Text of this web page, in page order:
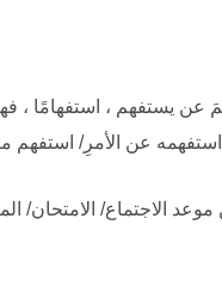
عن يستفهم ، استفهامًا ،
استفهمه عن الأمرِ/
الاجتماع/ الامتحان/